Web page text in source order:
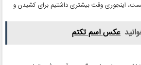
اینجوری وقت بیشتری داشتیم برای کشیدن و
عکس اسم تکتم